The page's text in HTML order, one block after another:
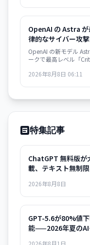
OpenAI の Astra
律的なサイバー攻
OpenAI の新モデル
ークで最高レベル「
され、開発の一部が一
2026年8月8日 06:11
特集記事
ChatGPT 無料版が
載、テキスト無制
2026年8月8日
GPT-5.6が80%値
能——2026年夏のAI
2026年8月1日